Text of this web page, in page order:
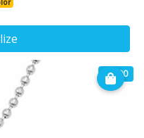
€ 9.90